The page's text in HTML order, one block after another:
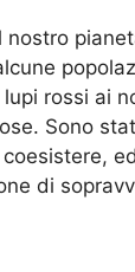
rossi ai
Sono
di